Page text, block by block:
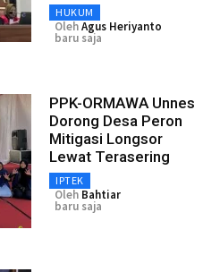
HUKUM
OlehAgus Heriyanto
baru saja
PPK-ORMAWA Unnes
Dorong Desa Peron
Mitigasi Longsor
Lewat Terasering
IPTEK
Oleh Bahtiar
baru saja